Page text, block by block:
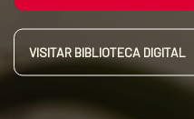
VISITAR BIBLIOTECA DIGITAL